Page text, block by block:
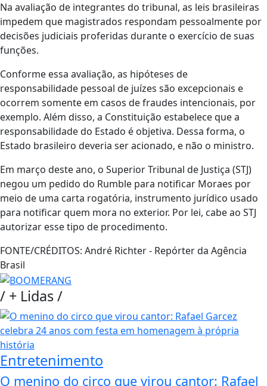
Na avaliação de integrantes do tribunal, as leis brasileiras
impedem que magistrados respondam pessoalmente por
decisões judiciais proferidas durante o exercício de suas
funções.
Conforme essa avaliação, as hipóteses de
responsabilidade pessoal de juízes são excepcionais e
ocorrem somente em casos de fraudes intencionais, por
exemplo. Além disso, a Constituição estabelece que a
responsabilidade do Estado é objetiva. Dessa forma, o
Estado brasileiro deveria ser acionado, e não o ministro.
Em março deste ano, o Superior Tribunal de Justiça (STJ)
negou um pedido do Rumble para notificar Moraes por
meio de uma carta rogatória, instrumento jurídico usado
para notificar quem mora no exterior. Por lei, cabe ao STJ
autorizar esse tipo de procedimento.
FONTE/CRÉDITOS: André Richter - Repórter da Agência
Brasil
/ + Lidas/
Entretenimento
O menino do circo que virou cantor: Rafael